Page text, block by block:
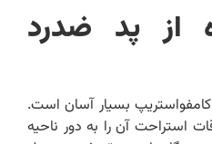
پد ضدرد
بسیار آسان است.
آن را به دور ناحیه